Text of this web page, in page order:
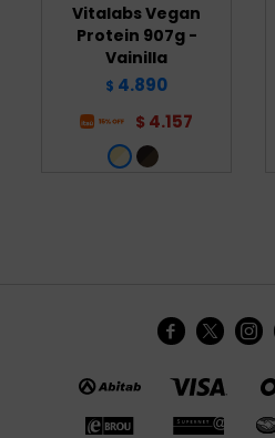
Vitalabs Vegan
Protein 907g -
Vainilla
$ 4.890
$ 4.157
  